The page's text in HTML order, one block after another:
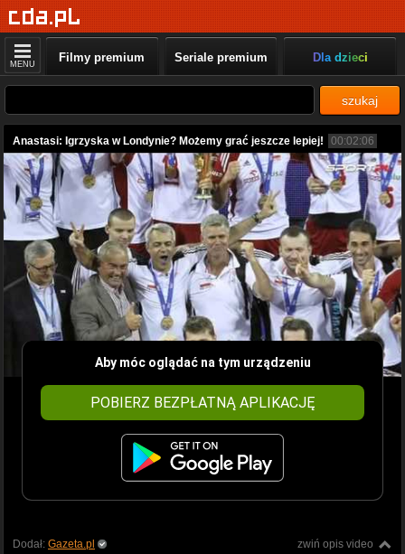
MENU Filmy premium Seriale premium Dla dzieci
szukaj
Anastasi: Igrzyska w Londynie? Możemy grać jeszcze lepiej! 00:02:06
Aby móc oglądać na tym urządzeniu
POBIERZ BEZPŁATNĄ APLIKACJĘ
zwiń opis video
Dodał: Gazeta.pl